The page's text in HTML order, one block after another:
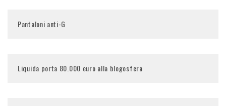
Pantaloni anti-G
Liquida porta 80.000 euro alla blogosfera